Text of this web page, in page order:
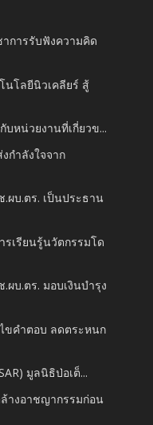
การรับฟังความคิด
นโลยีนิวเคลียร์ สู้
หน่วยงานที่เกี่ยวข...
กำลังใจจาก
ผบ.ตร. เป็นประธาน
เรียนรู้นวัตกรรมโด
ผบ.ตร. มอบเงินบำรุง
ขคำตอบ ลดตระหนก
มูลนิธิป่อเต็...
างอาชญากรรมก่อน